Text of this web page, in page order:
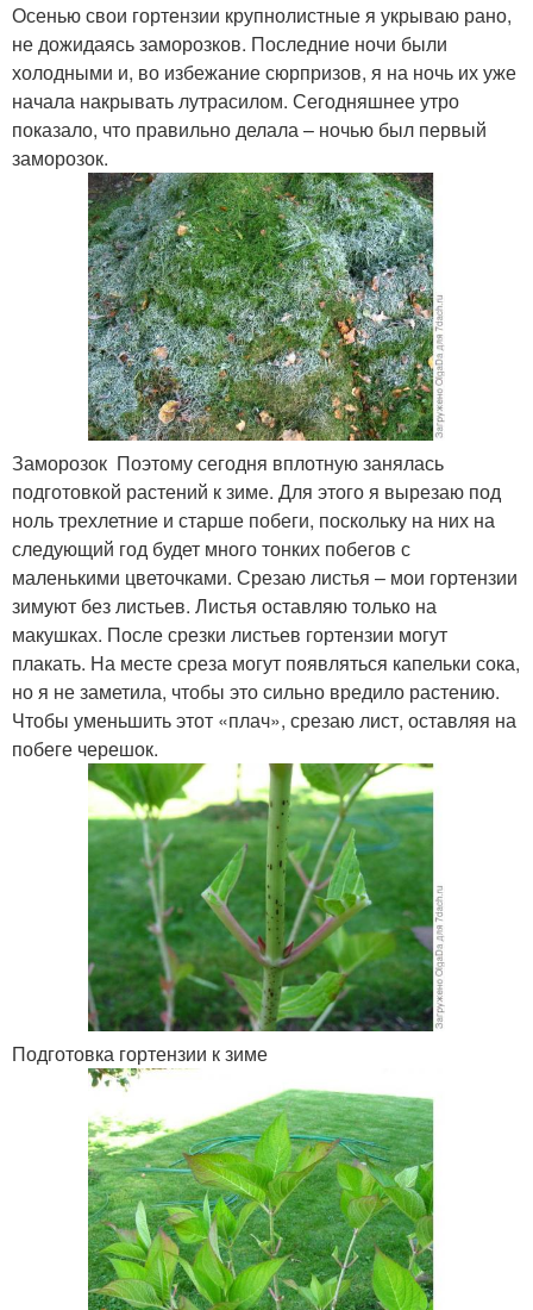
Осенью свои гортензии крупнолистные я укрываю рано,
не дожидаясь заморозков. Последние ночи были
холодными и, во избежание сюрпризов, я на ночь их уже
начала накрывать лутрасилом. Сегодняшнее утро
показало, что правильно делала – ночью был первый
заморозок.
Заморозок Поэтому сегодня вплотную занялась
подготовкой растений к зиме. Для этого я вырезаю под
ноль трехлетние и старше побеги, поскольку на них на
следующий год будет много тонких побегов с
маленькими цветочками. Срезаю листья – мои гортензии
зимуют без листьев. Листья оставляю только на
макушках. После срезки листьев гортензии могут
плакать. На месте среза могут появляться капельки сока,
но я не заметила, чтобы это сильно вредило растению.
Чтобы уменьшить этот «плач», срезаю лист, оставляя на
побеге черешок.
Подготовка гортензии к зиме